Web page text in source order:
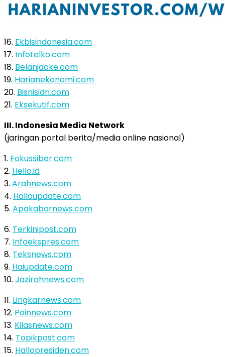
16. Ekbisindonesia.com
17. Infotelko.com
18. Belanjaoke.com
19. Harianekonomi.com
20. Bisnisidn.com
21. Eksekutif.com
III. Indonesia Media Network
(jaringan portal berita/media online nasional)
1. Fokussiber.com
2. Hello.id
3. Arahnews.com
4. Halloupdate.com
5. Apakabarnews.com
6. Terkinipost.com
7. Infoekspres.com
8. Teksnews.com
9. Haiupdate.com
10. Jazirahnews.com
11. Lingkarnews.com
12. Poinnews.com
13. Kilasnews.com
14. Topikpost.com
15. Hallopresiden.com